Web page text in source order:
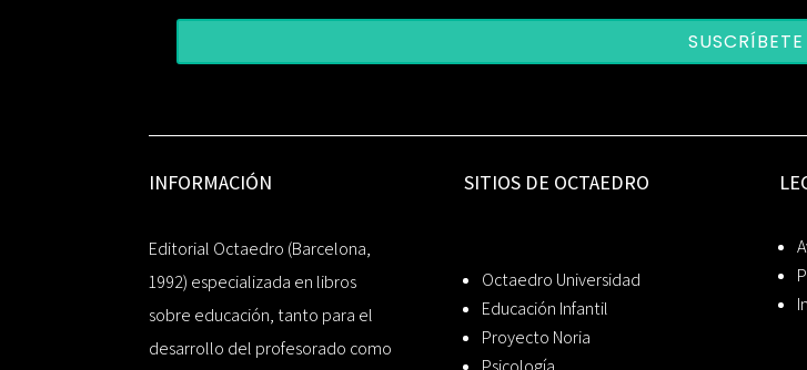
SUSCRÍBETE
INFORMACIÓN
Editorial Octaedro (Barcelona,
1992) especializada en libros
sobre educación, tanto para el
desarrollo del profesorado como
SITIOS DE OCTAEDRO
Octaedro Universidad
Educación Infantil
Proyecto Noria